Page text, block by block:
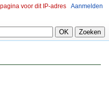
voor dit IP-adres Aanmelden